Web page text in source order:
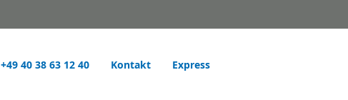
+49 40 38 63 12 40 Kontakt Express